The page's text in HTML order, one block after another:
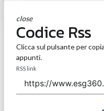
close
Codice Rss
Clicca sul pulsante per
appunti.
RSS link